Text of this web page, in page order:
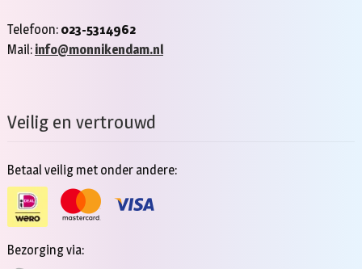
Telefoon: 023-5314962
Mail: info@monnikendam.nl
Veilig en vertrouwd
Betaal veilig met onder andere:
Bezorging via: